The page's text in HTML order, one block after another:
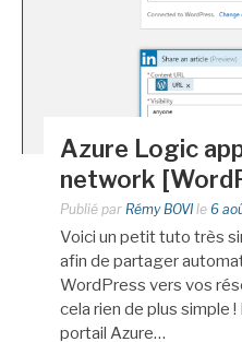
Azure Logic
network
Publié par Rémy BOVI le 6
Voici un petit tuto très
afin de partager
WordPress vers vos
cela rien de plus simple
portail Azure…